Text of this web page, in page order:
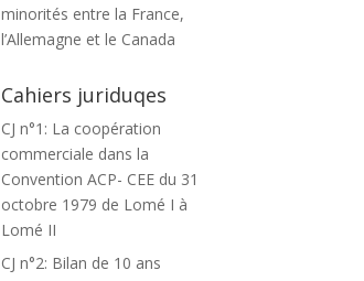
minorités entre la France,
l’Allemagne et le Canada
Cahiers juriduqes
CJ n°1: La coopération
commerciale dans la
Convention ACP- CEE du 31
octobre 1979 de Lomé I à
Lomé II
CJ n°2: Bilan de 10 ans